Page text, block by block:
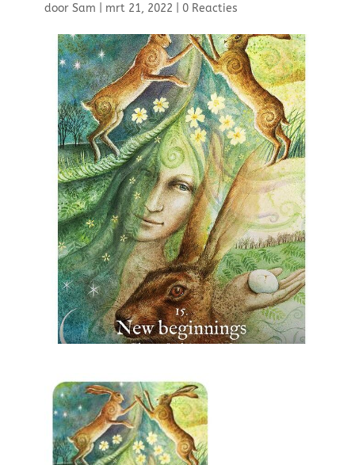
door Sam mrt 21, 2022 0 Reacties